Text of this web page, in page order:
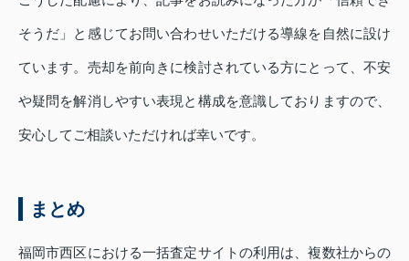
そうだ」と感じてお問い合わせいただける導線を自然に設け
ています。売却を前向きに検討されている方にとって、不安
や疑問を解消しやすい表現と構成を意識しておりますので、
安心してご相談いただければ幸いです。
まとめ
福岡市西区における一括査定サイトの利用は、複数社からの